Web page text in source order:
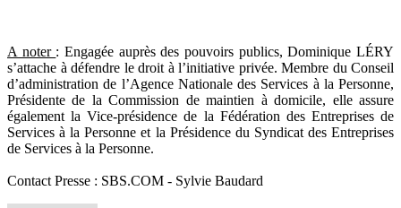
A noter : Engagée auprès des pouvoirs publics, Dominique LÉRY
s’attache à défendre le droit à l’initiative privée. Membre du Conseil
d’administration de l’Agence Nationale des Services à la Personne,
Présidente de la Commission de maintien à domicile, elle assure
également la Vice-présidence de la Fédération des Entreprises de
Services à la Personne et la Présidence du Syndicat des Entreprises
de Services à la Personne.
Contact Presse : SBS.COM - Sylvie Baudard